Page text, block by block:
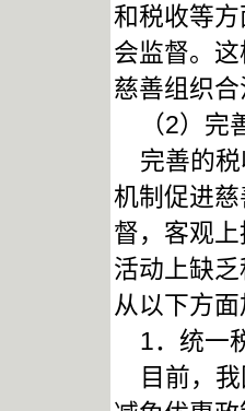
和税收等
会监督。
慈善组织
（2）完
完善的税
机制促进
督，客观
活动上缺
从以下方面
1．统一
目前，我